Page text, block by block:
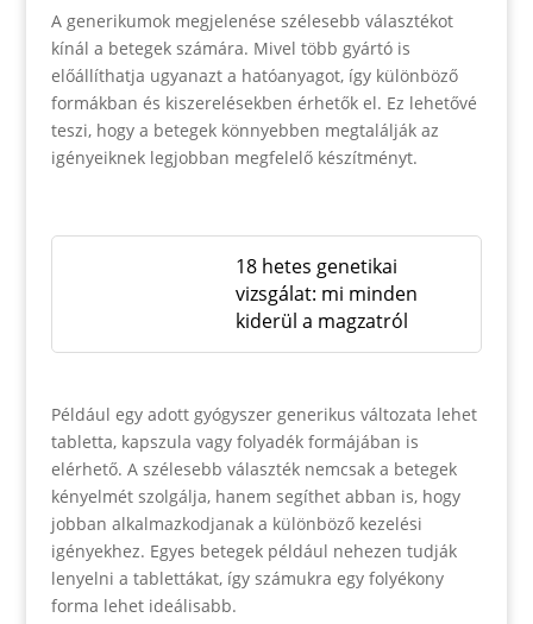
A generikumok megjelenése szélesebb választékot
kínál a betegek számára. Mivel több gyártó is
előállíthatja ugyanazt a hatóanyagot, így különböző
formákban és kiszerelésekben érhetők el. Ez lehetővé
teszi, hogy a betegek könnyebben megtalálják az
igényeiknek legjobban megfelelő készítményt.
18 hetes genetikai
vizsgálat: mi minden
kiderül a magzatról
Például egy adott gyógyszer generikus változata lehet
tabletta, kapszula vagy folyadék formájában is
elérhető. A szélesebb választék nemcsak a betegek
kényelmét szolgálja, hanem segíthet abban is, hogy
jobban alkalmazkodjanak a különböző kezelési
igényekhez. Egyes betegek például nehezen tudják
lenyelni a tablettákat, így számukra egy folyékony
forma lehet ideálisabb.